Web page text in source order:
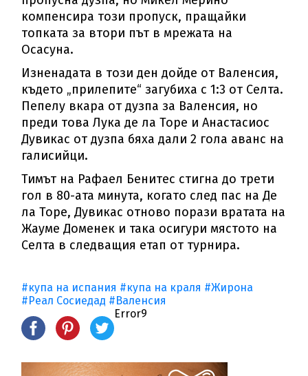
компенсира този пропуск, пращайки
топката за втори път в мрежата на
Осасуна.
Изненадата в този ден дойде от Валенсия,
където „прилепите“ загубиха с 1:3 от Селта.
Пепелу вкара от дузпа за Валенсия, но
преди това Лука де ла Торе и Анастасиос
Дувикас от дузпа бяха дали 2 гола аванс на
галисийци.
Тимът на Рафаел Бенитес стигна до трети
гол в 80-ата минута, когато след пас на Де
ла Торе, Дувикас отново порази вратата на
Жауме Доменек и така осигури мястото на
Селта в следващия етап от турнира.
#купа на испания #купа на краля #Жирона
#Реал Сосиедад #Валенсия
Error9